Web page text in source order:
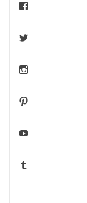
Facebook
Twitter
Instagram
Pinterest
YouTube
Tumblr